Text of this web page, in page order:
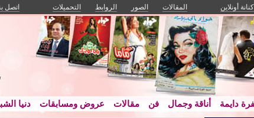
أونلاين المقالات الصور الروابط التحميلات اتصل
دايمة أناقة وجمال فن مقالات عروض ومسابقات دنيا